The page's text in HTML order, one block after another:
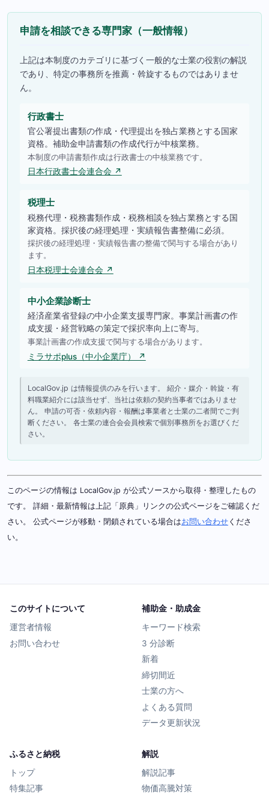
申請を相談できる専門家（一般情報）
上記は本制度のカテゴリに基づく一般的な士業の役割の解説
であり、特定の事務所を推薦・斡旋するものではありませ
ん。
行政書士
官公署提出書類の作成・代理提出を独占業務とする国家
資格。補助金申請書類の作成代行が中核業務。
本制度の申請書類作成は行政書士の中核業務です。
日本行政書士会連合会 ↗
税理士
税務代理・税務書類作成・税務相談を独占業務とする国
家資格。採択後の経理処理・実績報告書整備に必須。
採択後の経理処理・実績報告書の整備で関与する場合があり
ます。
日本税理士会連合会 ↗
中小企業診断士
経済産業省登録の中小企業支援専門家。事業計画書の作
成支援・経営戦略の策定で採択率向上に寄与。
事業計画書の作成支援で関与する場合があります。
ミラサポplus（中小企業庁） ↗
LocalGov.jp は情報提供のみを行います。 紹介・媒介・斡旋・有
料職業紹介には該当せず、当社は依頼の契約当事者ではありませ
ん。 申請の可否・依頼内容・報酬は事業者と士業の二者間でご判
断ください。 各士業の連合会会員検索で個別事務所をお選びくだ
さい。
このページの情報は LocalGov.jp が公式ソースから取得・整理したもの
です。 詳細・最新情報は上記「原典」リンクの公式ページをご確認くだ
さい。 公式ページが移動・閉鎖されている場合はお問い合わせ くださ
い。
このサイトについて
運営者情報
お問い合わせ
補助金・助成金
キーワード検索
3 分診断
新着
締切間近
士業の方へ
よくある質問
データ更新状況
ふるさと納税
トップ
特集記事
解説
解説記事
物価高騰対策